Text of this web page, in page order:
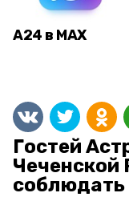
А24 в MAX
Гостей
Чеченской
соблюдать